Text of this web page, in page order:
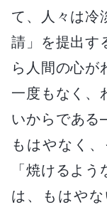
て、人々は冷
請」を提出す
ら人間の心が
一度もなく、
いからであ
もはやなく
「焼けるよ
は、もはや